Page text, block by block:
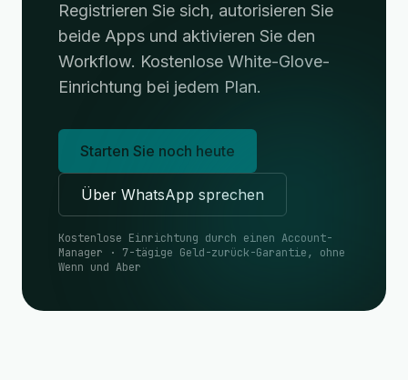
Registrieren Sie sich, autorisieren Sie
beide Apps und aktivieren Sie den
Workflow. Kostenlose White-Glove-
Einrichtung bei jedem Plan.
Starten Sie noch heute
Über WhatsApp sprechen
Kostenlose Einrichtung durch einen Account-
Manager · 7-tägige Geld-zurück-Garantie, ohne
Wenn und Aber